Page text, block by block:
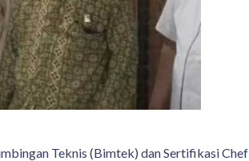
Teknis (Bimtek) dan Sertifikasi Chef